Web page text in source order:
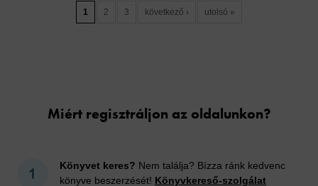
1 2 3 következő › utolsó »
Miért regisztráljon az oldalunkon?
Könyvet keres? Nem találja? Bízza ránk kedvenc
könyve beszerzését! Könyvkereső-szolgálat